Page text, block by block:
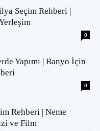
Seçim Rehberi |
0
Yapımı | Banyo İçin
0
Rehberi | Neme
ve Film